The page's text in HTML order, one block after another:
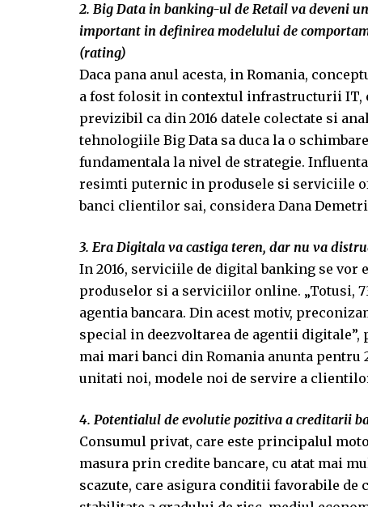
2. Big Data in banking-ul de Retail va deveni
important in definirea modelului de
(rating)
Daca pana anul acesta, in Romania,
a fost folosit in contextul infrastructurii IT,
previzibil ca din 2016 datele colectate si
tehnologiile Big Data sa duca la o schimbare
fundamentala la nivel de strategie. Influenta
resimti puternic in produsele si serviciile
banci clientilor sai, considera Dana
3. Era Digitala va castiga teren, dar nu va
In 2016, serviciile de digital banking se vor
produselor si a serviciilor online. „Totusi,
agentia bancara. Din acest motiv,
special in deezvoltarea de agentii
mai mari banci din Romania anunta pentru
unitati noi, modele noi de servire a
4. Potentialul de evolutie pozitiva a creditarii
Consumul privat, care este principalul
masura prin credite bancare, cu atat mai
scazute, care asigura conditii favorabile de